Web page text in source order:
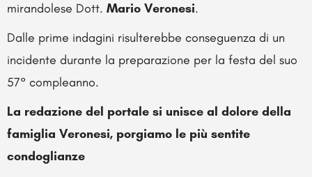
mirandolese Dott. Mario Veronesi.
Dalle prime indagini risulterebbe conseguenza di un
incidente durante la preparazione per la festa del suo
57° compleanno.
La redazione del portale si unisce al dolore della
famiglia Veronesi, porgiamo le più sentite
condoglianze